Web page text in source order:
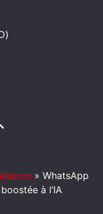
» WhatsApp
à l’IA